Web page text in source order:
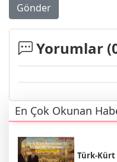
Gönder
Yorumlar (
En Çok Okunan
Türk-Kürt